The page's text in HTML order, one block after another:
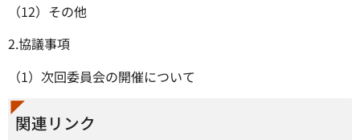
（12）その他
2.協議事項
（1）次回委員会の開催について
関連リンク